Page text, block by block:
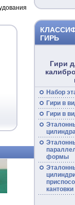
ГИРЬ
Гири
Набор
Гири в
Гири в
формы
кантовки